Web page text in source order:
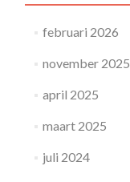
februari 2026
november 2025
april 2025
maart 2025
juli 2024